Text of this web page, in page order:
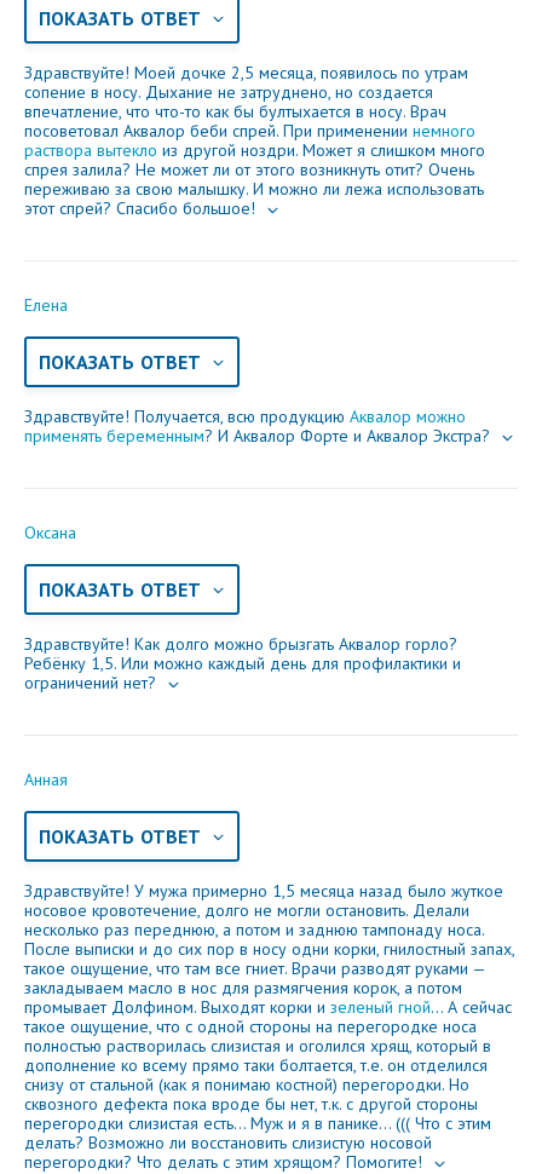
ПОКАЗАТЬ ОТВЕТ
Здравствуйте! Моей дочке 2,5 месяца, появилось по утрам
сопение в носу. Дыхание не затруднено, но создается
впечатление, что что-то как бы бултыхается в носу. Врач
посоветовал Аквалор беби спрей. При применении немного
раствора вытекло из другой ноздри. Может я слишком много
спрея залила? Не может ли от этого возникнуть отит? Очень
переживаю за свою малышку. И можно ли лежа использовать
этот спрей? Спасибо большое!
Елена
ПОКАЗАТЬ ОТВЕТ
Здравствуйте! Получается, всю продукцию Аквалор можно
применять беременным? И Аквалор Форте и Аквалор Экстра?
Оксана
ПОКАЗАТЬ ОТВЕТ
Здравствуйте! Как долго можно брызгать Аквалор горло?
Ребёнку 1,5. Или можно каждый день для профилактики и
ограничений нет?
Анная
ПОКАЗАТЬ ОТВЕТ
Здравствуйте! У мужа примерно 1,5 месяца назад было жуткое
носовое кровотечение, долго не могли остановить. Делали
несколько раз переднюю, а потом и заднюю тампонаду носа.
После выписки и до сих пор в носу одни корки, гнилостный запах,
такое ощущение, что там все гниет. Врачи разводят руками —
закладываем масло в нос для размягчения корок, а потом
промывает Долфином. Выходят корки и зеленый гной... А сейчас
такое ощущение, что с одной стороны на перегородке носа
полностью растворилась слизистая и оголился хрящ, который в
дополнение ко всему прямо таки болтается, т.е. он отделился
снизу от стальной (как я понимаю костной) перегородки. Но
сквозного дефекта пока вроде бы нет, т.к. с другой стороны
перегородки слизистая есть... Муж и я в панике... ((( Что с этим
делать? Возможно ли восстановить слизистую носовой
перегородки? Что делать с этим хрящом? Помогите!